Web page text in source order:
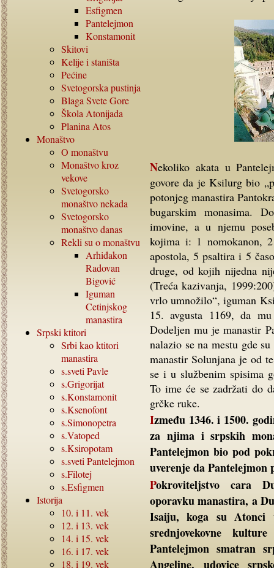
Esfigmen
Pantelejmon
Konstamonit
Skitovi
Kelije i staništa
Pećine
Svetogorska pustinja
Blaga Svete Gore
Škola Atonijada
Planina Atos
Monaštvo
O monaštvu
Monaštvo kroz
vekove
Svetogorsko
monaštvo nekada
Svetogorsko
monaštvo danas
Rekli su o monaštvu
Arhiđakon
Radovan
Bigović
Iguman
Cetinjskog
manastira
Srpski ktitori
Srbi kao ktitori
manastira
s.sveti Pavle
s.Grigorijat
s.Konstamonit
s.Ksenofont
s.Simonopetra
s.Vatoped
s.Ksiropotam
s.sveti Pantelejmon
s.Filotej
s.Esfigmen
Istorija
10. i 11. vek
12. i 13. vek
14. i 15. vek
16. i 17. vek
18. i 19. vek
Nekoliko akata u Pantelejmonovom arhivu iz 1030, 1048. i 1142. godine
govore da je Ksilurg bio
potonjeg manastira
bugarskim monasima.
imovine, a u njemu
kojima i: 1 nomokanon,
apostola, 5 psaltira i 5
druge, od kojih nijedna
(Treća kazivanja,
vrlo umnožilo“, iguman
15. avgusta 1169, da
Dodeljen mu je manastir
nalazio se na mestu gde
manastir Solunjana je od
se i u službenim spisima
To ime će se zadržati do
grčke ruke.
Između 1346. i 1500. godine u manastiru je „najviše bilo grčkih, a odmah
za njima i srpskih
Pantelejmon bio pod
uverenje da
Pokroviteljstvo cara Dušana -naročito je doprinelo materijalnom
oporavku manastira, a
Isaiju, koga su Atonci
srednjovekovne
Pantelejmon smatran
Angeline, udovice